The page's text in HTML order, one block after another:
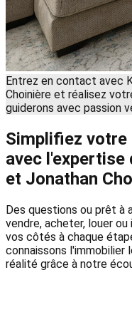
Entrez en contact avec
Choinière et réalisez
guiderons avec passion
Simplifiez
avec l'expertise
et Jonathan
Des questions ou prêt à
vendre, acheter, louer
vos côtés à chaque
connaissons
réalité grâce à notre